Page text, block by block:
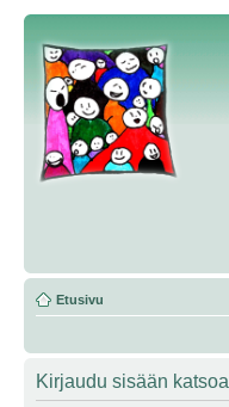
Etusivu
Kirjaudu sisään